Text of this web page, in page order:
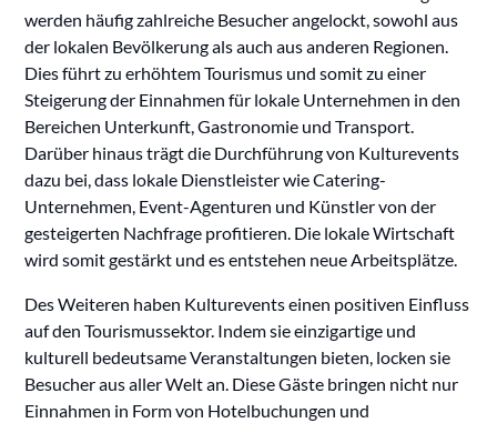
werden häufig zahlreiche Besucher angelockt, sowohl aus
der lokalen Bevölkerung als auch aus anderen Regionen.
Dies führt zu erhöhtem Tourismus und somit zu einer
Steigerung der Einnahmen für lokale Unternehmen in den
Bereichen Unterkunft, Gastronomie und Transport.
Darüber hinaus trägt die Durchführung von Kulturevents
dazu bei, dass lokale Dienstleister wie Catering-
Unternehmen, Event-Agenturen und Künstler von der
gesteigerten Nachfrage profitieren. Die lokale Wirtschaft
wird somit gestärkt und es entstehen neue Arbeitsplätze.
Des Weiteren haben Kulturevents einen positiven Einfluss
auf den Tourismussektor. Indem sie einzigartige und
kulturell bedeutsame Veranstaltungen bieten, locken sie
Besucher aus aller Welt an. Diese Gäste bringen nicht nur
Einnahmen in Form von Hotelbuchungen und